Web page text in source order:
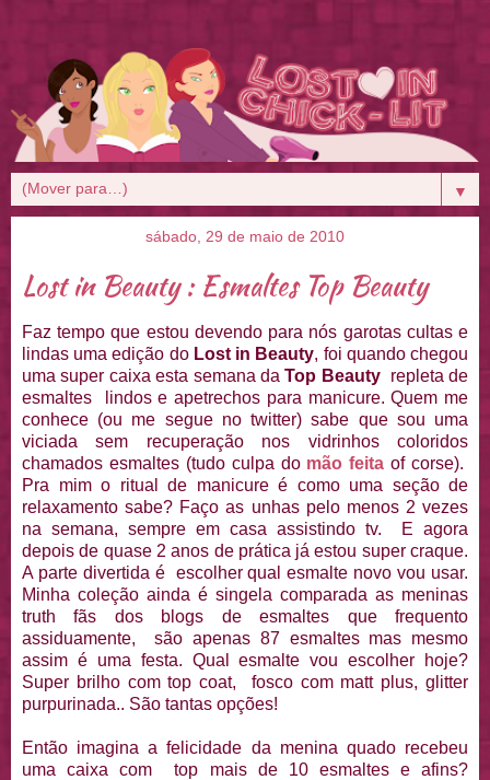
▼
sábado, 29 de maio de 2010
Lost in Beauty : Esmaltes Top Beauty
Faz tempo que estou devendo para nós garotas cultas e
lindas uma edição do Lost in Beauty, foi quando chegou
uma super caixa esta semana daTop Beautyrepleta de
esmaltes lindos e apetrechos para manicure. Quem me
conhece (ou me segue no twitter) sabe que sou uma
viciada sem recuperação nos vidrinhos coloridos
chamados esmaltes (tudo culpa do mão feita of corse).
Pra mim o ritual de manicure é como uma seção de
relaxamento sabe? Faço as unhas pelo menos 2 vezes
na semana, sempre em casa assistindo tv. E agora
depois de quase 2 anos de prática já estou super craque.
A parte divertida é escolher qual esmalte novo vou usar.
Minha coleção ainda é singela comparada as meninas
truth fãs dos blogs de esmaltes que frequento
assiduamente, são apenas 87 esmaltes mas mesmo
assim é uma festa. Qual esmalte vou escolher hoje?
Super brilho com top coat, fosco com matt plus, glitter
purpurinada.. São tantas opções!
Então imagina a felicidade da menina quado recebeu
uma caixa com top mais de 10 esmaltes e afins?